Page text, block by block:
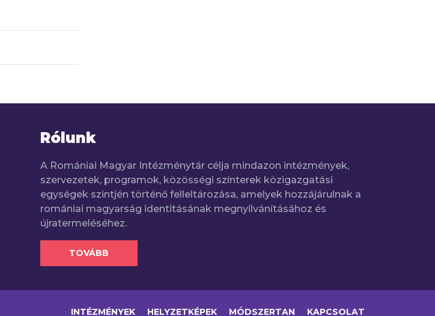
Rólunk
A Romániai Magyar Intézménytár célja mindazon intézmények,
szervezetek, programok, közösségi színterek közigazgatási
egységek szintjén történő felleltározása, amelyek hozzájárulnak a
romániai magyarság identitásának megnyilvánításához és
újratermeléséhez.
TOVÁBB
INTÉZMÉNYEK HELYZETKÉPEK MÓDSZERTAN KAPCSOLAT